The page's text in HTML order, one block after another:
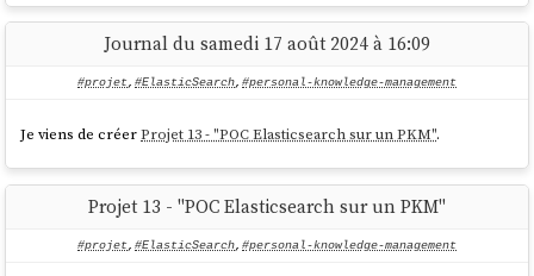
J'ai commencé par essayer la syntax
mais j'ai appris qu'il
n'était pas possible d'utiliser~(fuzzy) en couplé avec*😔
documentation vers la syntax
liées à des problèmes de performance.
baseQuery.body.query.bool.must.push({
	bool: {
		should: [
			{
Journal du samedi 17 août 2024 à 16:09
#projet, #ElasticSearch, #personal-knowledge-management
Je viens de créerProjet 13 - "POC Elasticsearch sur un PKM".
Projet 13 - "POC Elasticsearch sur un PKM"
#projet, #ElasticSearch, #personal-knowledge-management